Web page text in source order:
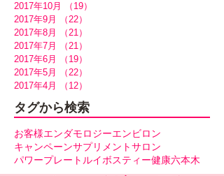
2017年10月
（19）
2017年9月
（22）
2017年8月
（21）
2017年7月
（21）
2017年6月
（19）
2017年5月
（22）
2017年4月
（12）
タグから検索
お客様エンダモロジーエンビロン
キャンペーンサプリメントサロン
パワープレート ルイボスティー健康六本木